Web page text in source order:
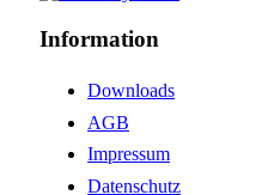
Information
Downloads
AGB
Impressum
Datenschutz